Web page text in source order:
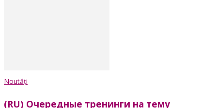
Noutăți
(RU) Очередные тренинги на тему